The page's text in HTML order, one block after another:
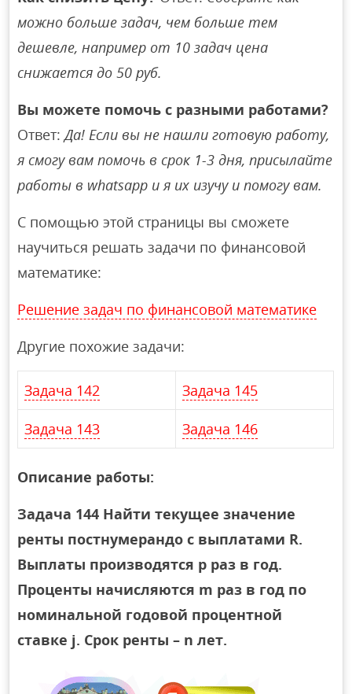
можно больше задач, чем больше тем
дешевле, например от 10 задач цена
снижается до 50 руб.
Вы можете помочь с разными работами?
Ответ:Да! Если вы не нашли готовую работу,
я смогу вам помочь в срок 1-3 дня, присылайте
работы в whatsapp и я их изучу и помогу вам.
С помощью этой страницы вы сможете
научиться решать задачи по финансовой
математике:
Решение задач по финансовой математике
Другие похожие задачи:
Задача 142 Задача 145
Задача 143 Задача 146
Описание работы:
Задача 144 Найти текущее значение
ренты постнумерандо с выплатами R.
Выплаты производятся p раз в год.
Проценты начисляются m раз в год по
номинальной годовой процентной
ставке j. Срок ренты – n лет.